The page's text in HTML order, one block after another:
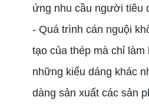
ứng nhu cầu người tiêu
- Quá trình cán nguội
tạo của thép mà chỉ làm
những kiểu dáng khác
dàng sản xuất các sản